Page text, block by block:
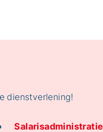
dienstverlening!
Salarisadministratie